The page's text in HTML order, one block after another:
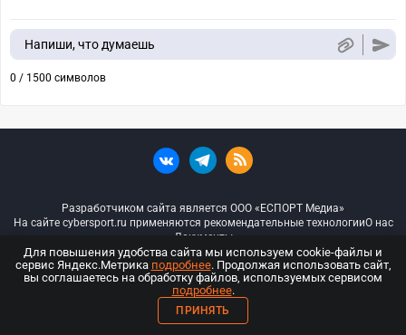
Напиши, что думаешь
0 / 1500 символов
Разработчиком сайта является ООО «ЕСПОРТ Медиа»
На сайте cybersport.ru применяются рекомендательные технологииО нас
Документы
© ООО «Киберспорт.ру» — Все права защищены
18+
ООО «Киберспорт.ру». Свидетельство о регистрации средств массовой
Для повышения удобства сайта мы используем cookie-файлы и
сервис Яндекс.Метрика подробнее. Продолжая использовать сайт,
вы соглашаетесь на обработку файлов, используемых сервисом
подробнее.
ПРИНЯТЬ